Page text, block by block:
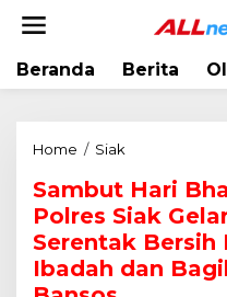
Beranda Berita
Home / Siak
m
b
u
t
H
Sambut Hari
Polres Siak
Serentak Bersih
Ibadah dan